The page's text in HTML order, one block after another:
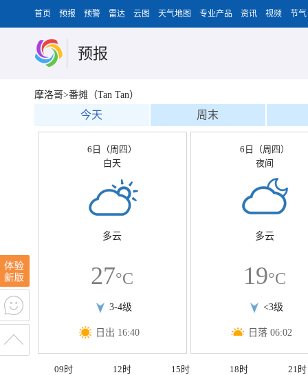
首页 预报 预警 雷达 云图 天气地图 专业产品 资讯 视频 节气
预报
摩洛哥>番摊（Tan Tan）
今天 周末
6日（周四）
白天
多云
27°C
3-4级
日出 16:40
6日（周四）
夜间
多云
19°C
<3级
日落 06:02
09时 12时 15时 18时 21时